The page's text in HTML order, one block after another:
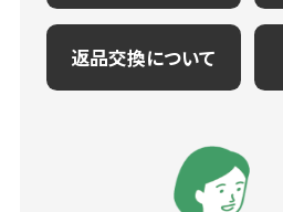
返品交換について